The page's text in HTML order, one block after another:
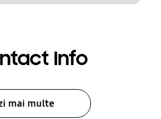
Info
mai multe